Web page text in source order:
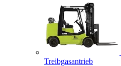
Treibgasantrieb